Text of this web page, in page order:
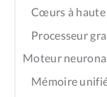
Cœurs à
Processeur
Moteur
Mémoire